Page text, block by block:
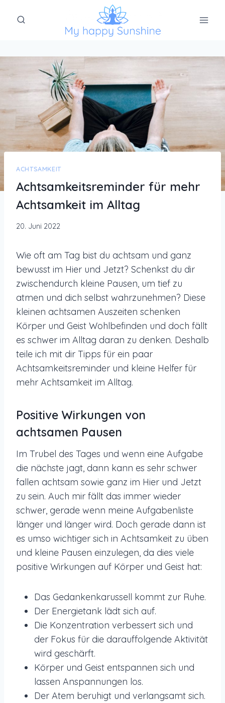
Inhalt
ACHTSAMKEIT
Achtsamkeitsreminder für mehr
Achtsamkeit im Alltag
20. Juni 2022
Wie oft am Tag bist du achtsam und ganz
bewusst im Hier und Jetzt? Schenkst du dir
zwischendurch kleine Pausen, um tief zu
atmen und dich selbst wahrzunehmen? Diese
kleinen achtsamen Auszeiten schenken
Körper und Geist Wohlbefinden und doch fällt
es schwer im Alltag daran zu denken. Deshalb
teile ich mit dir Tipps für ein paar
Achtsamkeitsreminder und kleine Helfer für
mehr Achtsamkeit im Alltag.
Positive Wirkungen von
achtsamen Pausen
Im Trubel des Tages und wenn eine Aufgabe
die nächste jagt, dann kann es sehr schwer
fallen achtsam sowie ganz im Hier und Jetzt
zu sein. Auch mir fällt das immer wieder
schwer, gerade wenn meine Aufgabenliste
länger und länger wird. Doch gerade dann ist
es umso wichtiger sich in Achtsamkeit zu üben
und kleine Pausen einzulegen, da dies viele
positive Wirkungen auf Körper und Geist hat:
Das Gedankenkarussell kommt zur Ruhe.
Der Energietank lädt sich auf.
Die Konzentration verbessert sich und
der Fokus für die darauffolgende Aktivität
wird geschärft.
Körper und Geist entspannen sich und
lassen Anspannungen los.
Der Atem beruhigt und verlangsamt sich.